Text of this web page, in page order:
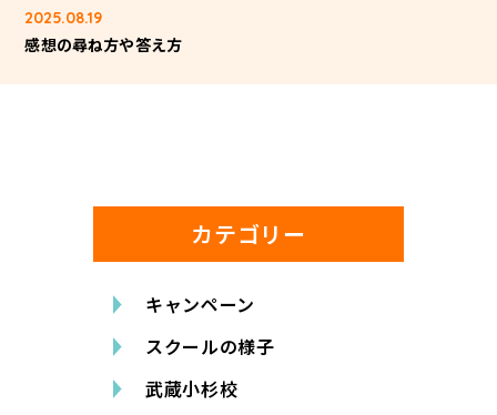
2025.08.19
感想の尋ね方や答え方
カテゴリー
キャンペーン
スクールの様子
武蔵小杉校